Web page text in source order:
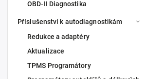
OBD-II Diagnostika
Příslušenství k autodiagnostikám
Redukce a adaptéry
Aktualizace
TPMS Programátory